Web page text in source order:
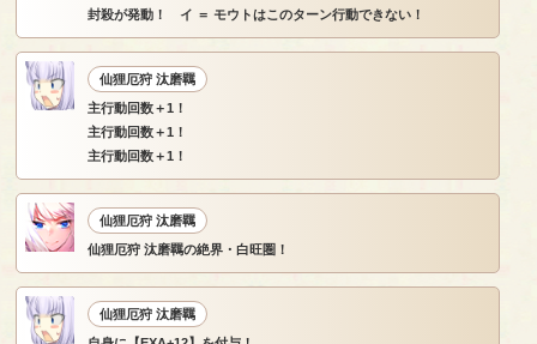
封殺が発動！ イ ＝ モウトはこのターン行動できない！
仙狸厄狩 汰磨羈
主行動回数＋1！
主行動回数＋1！
主行動回数＋1！
仙狸厄狩 汰磨羈
仙狸厄狩 汰磨羈の絶界・白旺圏！
仙狸厄狩 汰磨羈